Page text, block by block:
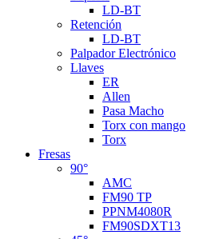
LD-BT
Retención
LD-BT
Palpador Electrónico
Llaves
ER
Allen
Pasa Macho
Torx con mango
Torx
Fresas
90°
AMC
FM90 TP
PPNM4080R
FM90SDXT13